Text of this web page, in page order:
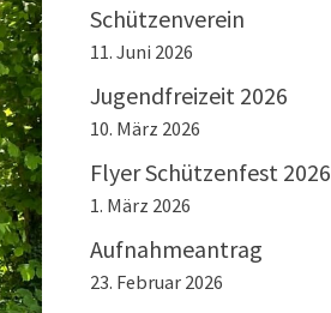
Schützenverein
11. Juni 2026
Jugendfreizeit 2026
10. März 2026
Flyer Schützenfest 2026
1. März 2026
Aufnahmeantrag
23. Februar 2026